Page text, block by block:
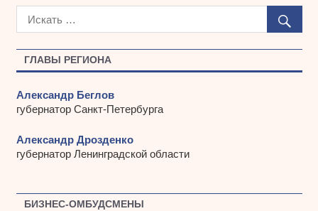
ГЛАВЫ РЕГИОНА
Александр Беглов
губернатор Санкт-Петербурга
Александр Дрозденко
губернатор Ленинградской области
БИЗНЕС-ОМБУДСМЕНЫ
х
ы